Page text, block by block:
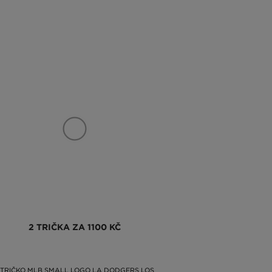
2 TRIČKA ZA 1100 KČ
MLB SMALL LOGO LA DODGERS LOS